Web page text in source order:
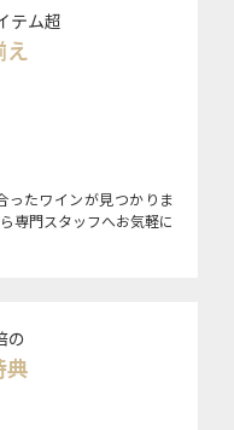
テム超
ったワインが見つかりま
専門スタッフへお気軽に
の
典